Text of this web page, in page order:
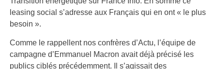
leasing social s’adresse aux Français qui en ont « le plus
besoin ».
Comme le rappellent nos confrères d’Actu, l’équipe de
campagne d’Emmanuel Macron avait déjà précisé les
publics ciblés précédemment. Il s’agissait des